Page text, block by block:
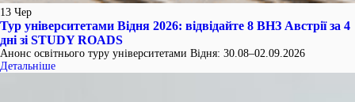
13 Чер
Тур університетами Відня 2026: відвідайте 8 ВНЗ Австрії за 4
дні зі STUDY ROADS
Анонс освітнього туру університетами Відня: 30.08–02.09.2026
Детальніше